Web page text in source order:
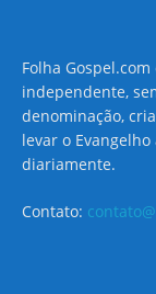
Folha
independente,
denominação,
levar o
diariamente.
Contato: